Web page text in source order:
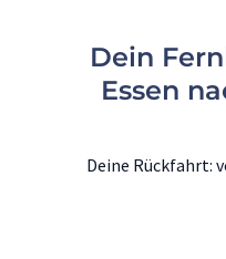
Dein
Essen
Deine Rückfahrt: